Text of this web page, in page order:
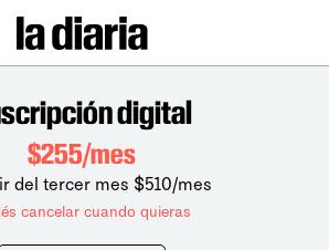
digital
$255/mes
del tercer mes $510/mes
cancelar cuando quieras